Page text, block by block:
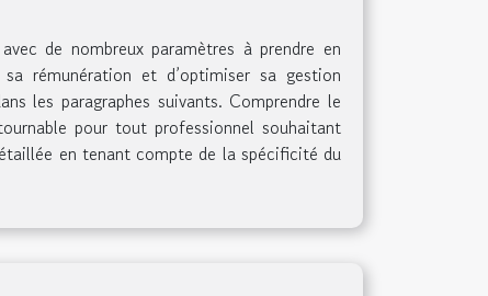
de nombreux paramètres à prendre en
rémunération et d’optimiser sa gestion
les paragraphes suivants. Comprendre le
pour tout professionnel souhaitant
en tenant compte de la spécificité du